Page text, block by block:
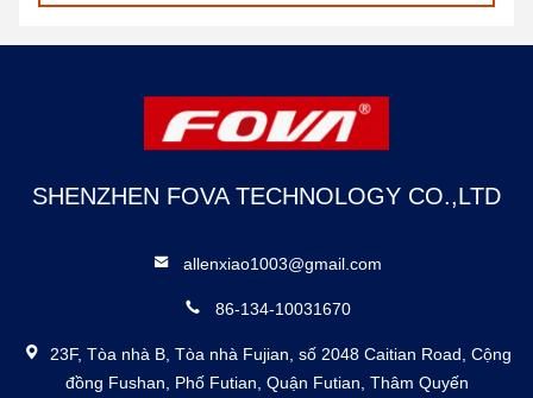
SHENZHEN FOVA TECHNOLOGY CO.,LTD
allenxiao1003@gmail.com
86-134-10031670
23F, Tòa nhà B, Tòa nhà Fujian, số 2048 Caitian Road, Cộng
đồng Fushan, Phố Futian, Quận Futian, Thâm Quyến